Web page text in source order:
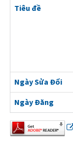
Tiêu đề
Ngày Sửa Đổi
Ngày Đăng